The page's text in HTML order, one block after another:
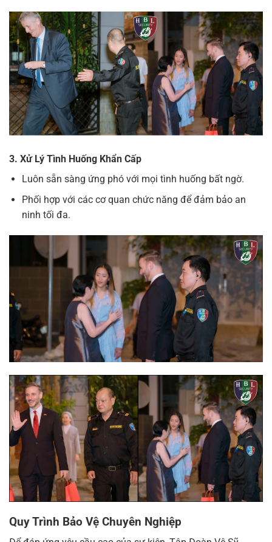
3. Xử Lý Tình Huống Khẩn Cấp
Luôn sẵn sàng ứng phó với mọi tình huống bất ngờ.
Phối hợp với các cơ quan chức năng để đảm bảo an
ninh tối đa.
Quy Trình Bảo Vệ Chuyên Nghiệp